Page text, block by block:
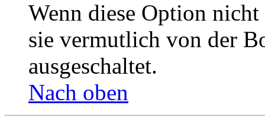
Wenn diese Option
sie vermutlich von der
ausgeschaltet.
Nach oben